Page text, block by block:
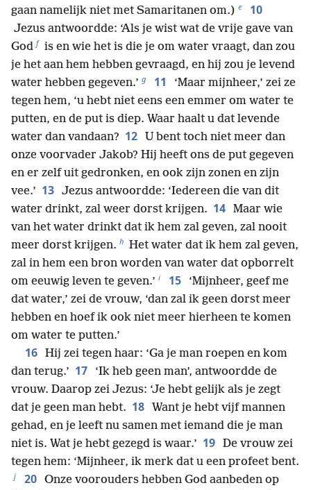
gaan namelijk niet met Samaritanen om.) e 10
Jezus antwoordde: ‘Als je wist wat de vrije gave van
God f is en wie het is die je om water vraagt, dan zou
je het aan hem hebben gevraagd, en hij zou je levend
water hebben gegeven.’ g 11
‘Maar mijnheer,’ zei ze
tegen hem, ‘u hebt niet eens een emmer om water te
putten, en de put is diep. Waar haalt u dat levende
water dan vandaan? 12 U bent toch niet meer dan
onze voorvader Jakob? Hij heeft ons de put gegeven
en er zelf uit gedronken, en ook zijn zonen en zijn
vee.’ 13 Jezus antwoordde: ‘Iedereen die van dit
water drinkt, zal weer dorst krijgen. 14 Maar wie
van het water drinkt dat ik hem zal geven, zal nooit
meer dorst krijgen. h Het water dat ik hem zal geven,
zal in hem een bron worden van water dat opborrelt
om eeuwig leven te geven.’ i 15
‘Mijnheer, geef me
dat water,’ zei de vrouw, ‘dan zal ik geen dorst meer
hebben en hoef ik ook niet meer hierheen te komen
om water te putten.’
16 Hij zei tegen haar: ‘Ga je man roepen en kom
dan terug.’ 17
‘Ik heb geen man’, antwoordde de
vrouw. Daarop zei Jezus: ‘Je hebt gelijk als je zegt
dat je geen man hebt. 18 Want je hebt vijf mannen
gehad, en je leeft nu samen met iemand die je man
niet is. Wat je hebt gezegd is waar.’ 19 De vrouw zei
tegen hem: ‘Mijnheer, ik merk dat u een profeet bent.
j 20 Onze voorouders hebben God aanbeden op